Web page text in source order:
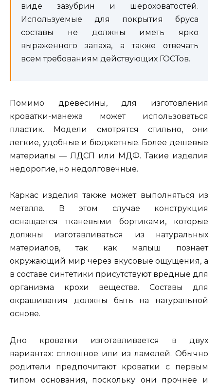
виде зазубрин и шероховатостей.
Используемые для покрытия бруса
составы не должны иметь ярко
выраженного запаха, а также отвечать
всем требованиям действующих ГОСТов.
Помимо древесины, для изготовления
кроватки-манежа может использоваться
пластик. Модели смотрятся стильно, они
легкие, удобные и бюджетные. Более дешевые
материалы — ЛДСП или МДФ. Такие изделия
недорогие, но недолговечные.
Каркас изделия также может выполняться из
металла. В этом случае конструкция
оснащается тканевыми бортиками, которые
должны изготавливаться из натуральных
материалов, так как малыш познает
окружающий мир через вкусовые ощущения, а
в составе синтетики присутствуют вредные для
организма крохи вещества. Составы для
окрашивания должны быть на натуральной
основе.
Дно кроватки изготавливается в двух
вариантах: сплошное или из ламелей. Обычно
родители предпочитают кроватки с первым
типом основания, поскольку они прочнее и